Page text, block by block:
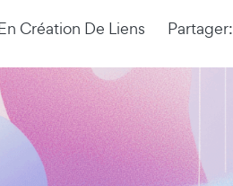
Création De Liens Partager: